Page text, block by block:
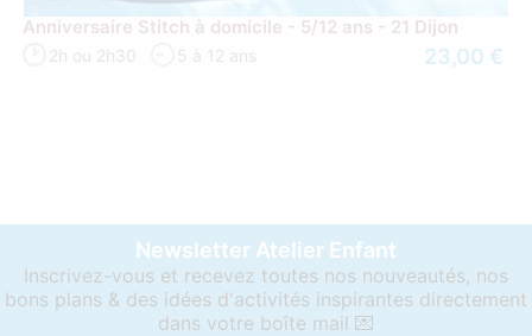
Anniversaire Stitch à domicile - 5/12 ans - 21 Dijon
2h ou 2h30 5 à 12 ans 23,00 €
Newsletter Atelier Enfant
Inscrivez-vous et recevez toutes nos nouveautés, nos
bons plans & des idées d'activités inspirantes directement
dans votre boîte mail 💌